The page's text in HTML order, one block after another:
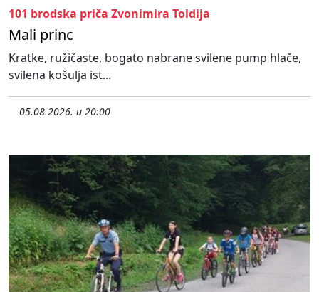
101 brodska priča Zvonimira Toldija
Mali princ
Kratke, ružičaste, bogato nabrane svilene pump hlače,
svilena košulja ist...
05.08.2026. u 20:00